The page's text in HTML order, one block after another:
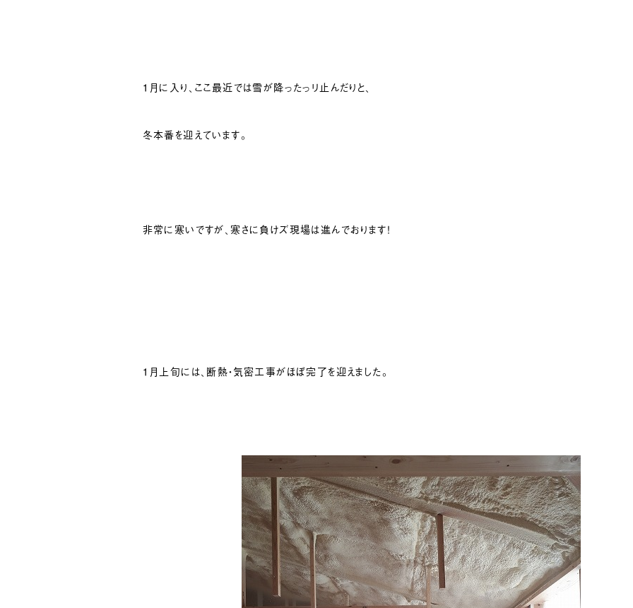
１月に入り、ここ最近では雪が降ったっリ止んだりと、
冬本番を迎えています。
非常に寒いですが、寒さに負けズ現場は進んでおります！
１月上旬には、断熱・気密工事がほぼ完了を迎えました。